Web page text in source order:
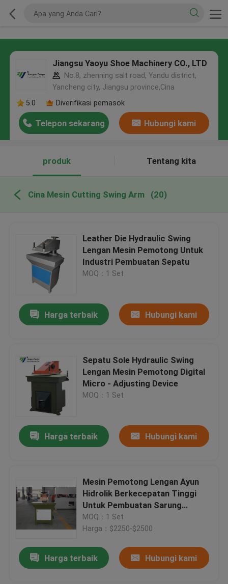
Jiangsu Yaoyu Shoe Machinery CO., LTD
No.8, zhenning salt road, Yandu district,
Yancheng city, Jiangsu province,Cina
5.0
Diverifikasi pemasok
Telepon sekarang Hubungi kami
produk Tentang kita
Cina Mesin Cutting Swing Arm (20)
Leather Die Hydraulic Swing
Lengan Mesin Pemotong Untuk
Industri Pembuatan Sepatu
MOQ：1 Set
Harga terbaik Hubungi kami
Sepatu Sole Hydraulic Swing
Lengan Mesin Pemotong Digital
Micro - Adjusting Device
MOQ：1 Set
Harga terbaik Hubungi kami
Mesin Pemotong Lengan Ayun
Hidrolik Berkecepatan Tinggi
Untuk Pembuatan Sarung
Tangan Kulit
MOQ：1 Set
Harga：$2250-$2500
Harga terbaik Hubungi kami